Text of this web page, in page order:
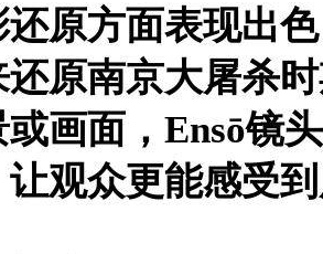
还原方面表现出
还原南京大屠杀
画面，Ensō镜
让观众更能感受